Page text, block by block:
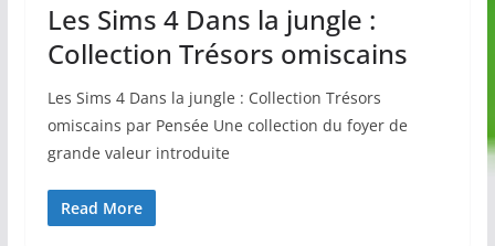
Les Sims 4 Dans la jungle :
Collection Trésors omiscains
Les Sims 4 Dans la jungle : Collection Trésors
omiscains par Pensée Une collection du foyer de
grande valeur introduite
Read More